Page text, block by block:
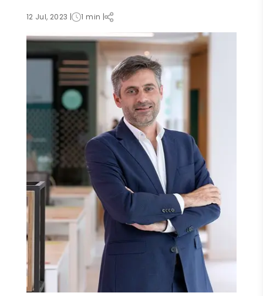
12 Jul, 2023 | 1 min |